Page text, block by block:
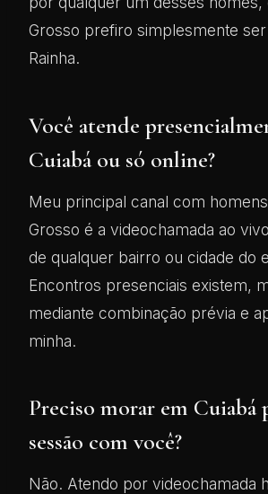
Grosso prefiro simplesmente
Rainha.
Você atende
Cuiabá ou só online?
Meu principal canal com
Grosso é a videochamada ao
de qualquer bairro ou cidade do
Encontros presenciais existem,
mediante combinação prévia e
minha.
Preciso morar em Cuiabá
sessão com você?
Não. Atendo por videochamada